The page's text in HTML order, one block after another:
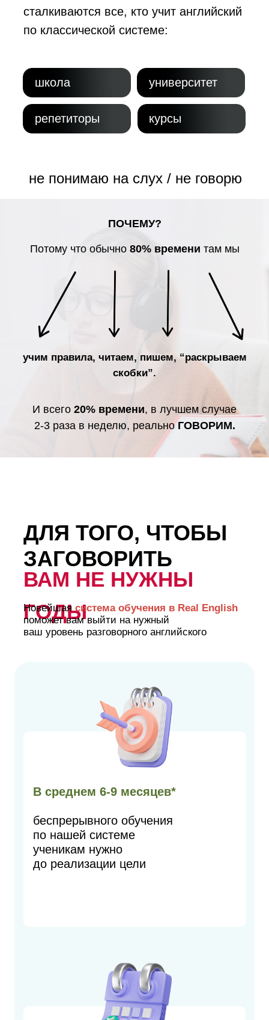
сталкиваются все, кто учит английский
по классической системе:
университет
не понимаю на слух / не говорю
школа
репетиторы курсы
ПОЧЕМУ?
Потому что обычно 80% времени там мы
учим правила, читаем, пишем, “раскрываем
скобки”.
И всего 20% времени, в лучшем случае
2-3 раза в неделю, реальноГОВОРИМ.
ДЛЯ ТОГО, ЧТОБЫ
ЗАГОВОРИТЬ
ВАМ НЕ НУЖНЫ
ГОДЫ
Новейшаясистема обучения в Real English
поможет вам выйти на нужный
ваш уровень разговорного английского
В среднем 6-9 месяцев*
беспрерывного обучения
по нашей системе
ученикам нужно
до реализации цели